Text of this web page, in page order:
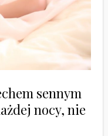
sennym
nocy, nie